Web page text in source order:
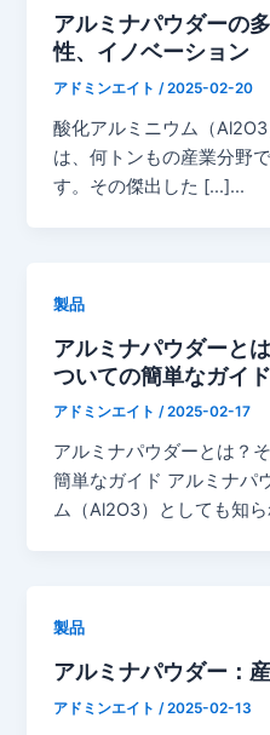
アルミナパウダーの
性、イノベーション
アドミンエイト/2025-02-20
酸化アルミニウム（
は、何トンもの産業分野
す。その傑出した [...]...
製品
アルミナパウダーと
ついての簡単なガイド
アドミンエイト/2025-02-17
アルミナパウダーとは？
簡単なガイド アルミナパ
ム（Al2O3）としても知
製品
アルミナパウダー：
アドミンエイト/2025-02-13